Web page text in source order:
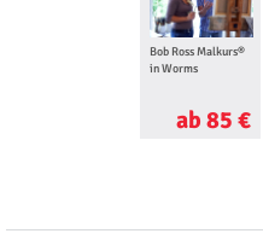
Bob Ross Malkurs®
in Worms
ab 85 €